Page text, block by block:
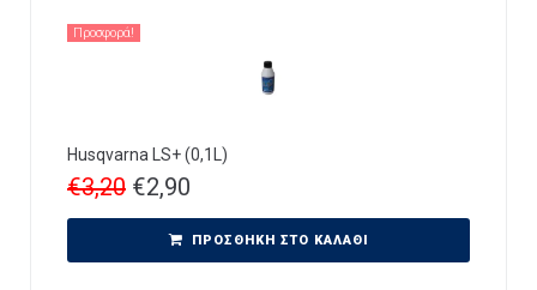
Προσφορά!
Husqvarna LS+ (0,1L)
€3,20 €2,90
ΠΡΟΣΘΉΚΗ ΣΤΟ ΚΑΛΆΘΙ